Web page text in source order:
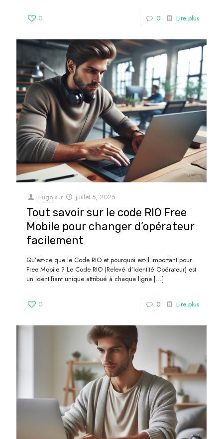
0 0 Lire plus
Hugo sur juillet 5, 2025
Tout savoir sur le code RIO Free
Mobile pour changer d’opérateur
facilement
Qu’est-ce que le Code RIO et pourquoi est-il important pour
Free Mobile ? Le Code RIO (Relevé d’Identité Opérateur) est
un identifiant unique attribué à chaque ligne […]
0 0 Lire plus